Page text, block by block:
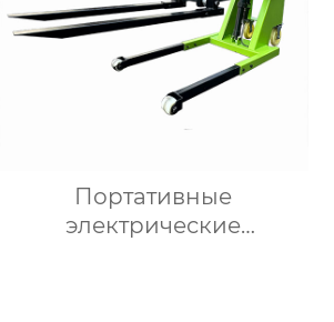
Портативные
электрические